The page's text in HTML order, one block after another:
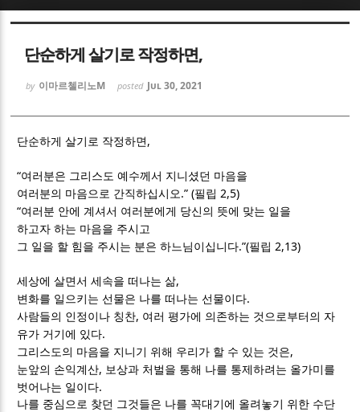
단순하게 살기로 작정하면,
by 이마르첼리노M posted Jul 30, 2021
단순하게 살기로 작정하면 ,
“여러분은 그리스도 예수께서 지니셨던 마음을
여러분의 마음으로 간직하십시오 .” (필립 2,5)
“여러분 안에 계셔서 여러분에게 당신의 뜻에 맞는 일을
하고자 하는 마음을 주시고
그 일을 할 힘을 주시는 분은 하느님이십니다.”(필립 2,13)
세상에 살면서 세속을 떠나는 삶,
변화를 일으키는 선물은 나를 떠나는 선물이다.
사람들의 인정이나 칭찬, 여러 평가에 의존하는 것으로부터의 자
유가 거기에 있다.
그리스도의 마음을 지니기 위해 우리가 할 수 있는 것은,
눈앞의 손익계산, 보상과 처벌을 통해 나를 통제하려는 올가미를
벗어나는 일이다.
나를 중심으로 찾던 그것들은 나를 꼭대기에 올려놓기 위한 수단
Sketchbook5, 스케치북5
Sketchbook5, 스케치북5
Sketchbook5, 스케치북5
Sketchbook5, 스케치북5